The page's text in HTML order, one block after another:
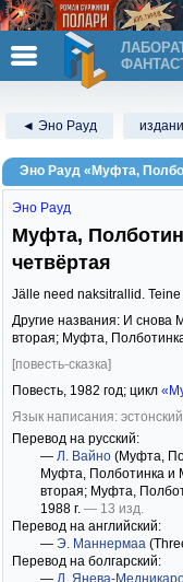
◄ Эно Рауд
Эно Рауд «Муфта,
Эно Рауд
Муфта,
четвёртая
Jälle need naksitrallid.
Другие названия: И снова
вторая; Муфта,
[повесть-сказка]
Повесть, 1982 год; цикл
Язык написания: эстонский
Перевод на русский:
— Л. Вайно (Муфта,
Муфта, Полботинка и
вторая; Муфта,
1988 г. — 13 изд.
Перевод на английский:
— Э. Маннермаа
Перевод на болгарский:
— Д. Янева-